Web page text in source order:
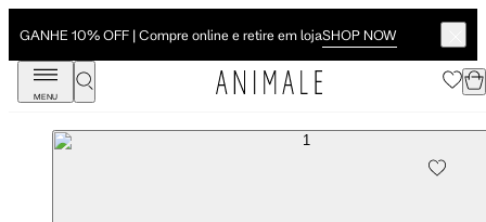
GANHE 10% OFF | Compre online e retire em lojaSHOP NOW
MENU